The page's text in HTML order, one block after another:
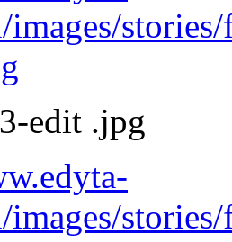
images/
edit .jpg
images/